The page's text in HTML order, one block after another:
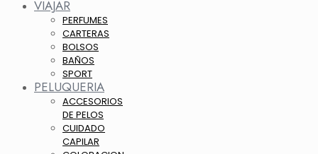
VIAJAR
PERFUMES
CARTERAS
BOLSOS
BAÑOS
SPORT
PELUQUERIA
ACCESORIOS
DE PELOS
CUIDADO
CAPILAR